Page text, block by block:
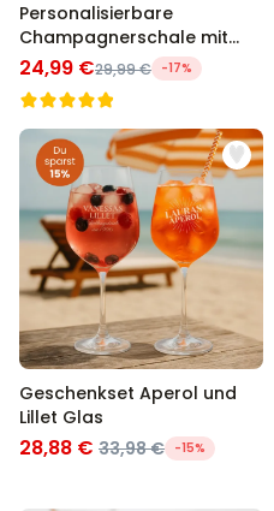
Personalisierbare
Champagnerschale mit
Text
24,99 €29,99 € -17%
Geschenkset Aperol und
Lillet Glas
28,88 € 33,98 € -15%